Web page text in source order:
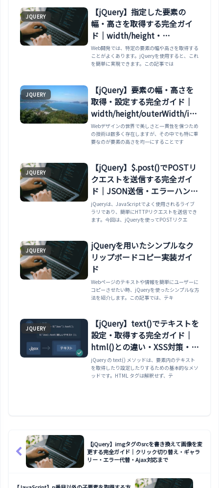
JQUERY
【jQuery】指定した要素の
幅・高さを取得する完全ガイ
ド｜width/height・
innerWidth・outerWidth・
getBoundingClientRect比較
Web開発では、特定の要素の幅や高さを取得する
ことがよくあります。jQueryを使用すると、これ
を簡単に実現できます。この記事では
JQUERY
【jQuery】要素の幅・高さを
取得・設定する完全ガイド｜
width/height/outerWidth/inn
erWidth全解説
Webデザインの世界で美しさと一貫性を保つため
の技術は数多く存在しますが、その中でも特に重
要なのが要素の高さを均一にすることです
JQUERY
【jQuery】$.post()でPOSTリ
クエストを送信する完全ガイ
ド｜JSON送信・エラーハンド
リング・フォーム送信・fetch
比較まで
jQueryは、JavaScriptでよく使用されるライブ
ラリであり、簡単にHTTPリクエストを送信でき
ます。今回は、jQueryを使ってPOSTリクエ
JQUERY
jQueryを用いたシンプルなク
リップボードコピー実装ガイ
ド
Webページのテキストや情報を簡単にユーザーに
コピーさせたい時、jQueryを使ったシンプルな方
法を紹介します。この記事では、テキ
JQUERY
【jQuery】text()でテキストを
設定・取得する完全ガイド｜
html()との違い・XSS対策・複
数要素・val()との使い分けま
で
jQuery の text() メソッドは、要素内のテキスト
を取得したり設定したりするための基本的なメソ
ッドです。HTML タグは解釈せず、テ
【jQuery】imgタグのsrcを書き換えて画像を変
更する完全ガイド｜クリック切り替え・ギャラ
リー・エラー代替・Ajax対応まで